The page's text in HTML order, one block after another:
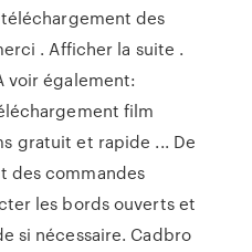
des
. Afficher la suite .
voir également:
film
gratuit et rapide ... De
des commandes
les bords ouverts et
si nécessaire. Cadbro